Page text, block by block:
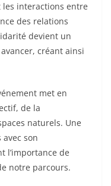
les interactions entre
des relations
devient un
créant ainsi
met en
de la
naturels. Une
son
l’importance de
notre parcours.